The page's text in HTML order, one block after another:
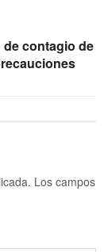
de contagio de
Los campos